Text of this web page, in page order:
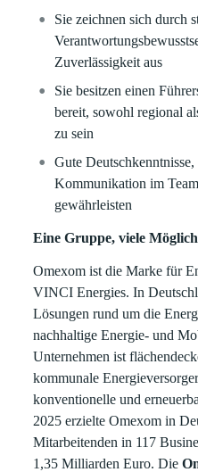
Sie zeichnen sich durch
Zuverlässigkeit aus
Sie besitzen einen
bereit, sowohl regional
zu sein
Gute
Kommunikation im
gewährleisten
Eine Gruppe, viele
Omexom ist die Marke für
VINCI Energies. In
Lösungen rund um die
nachhaltige Energie- und
Unternehmen ist
kommunale
konventionelle und
2025 erzielte Omexom in
Mitarbeitenden in 117
1,35 Milliarden Euro. Die